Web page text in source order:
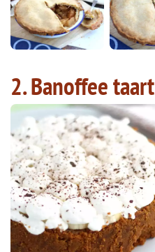
2. Banoffee taart